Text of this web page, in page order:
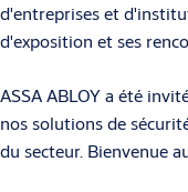
d'entreprises et
d'exposition et ses
ASSA ABLOY a été
nos solutions de
du secteur. Bienvenue